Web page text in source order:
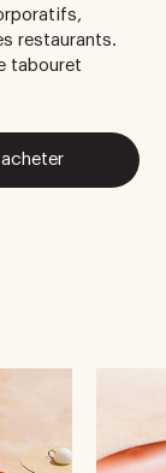
restaurants.
tabouret